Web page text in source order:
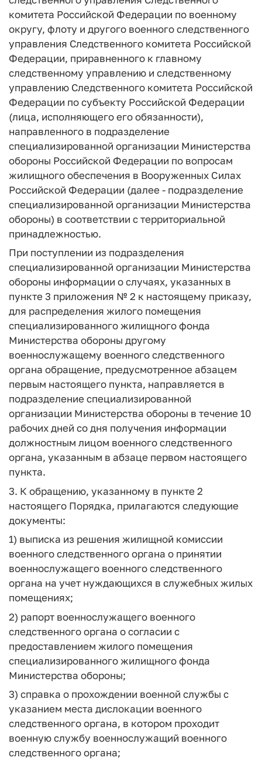
комитета Российской Федерации по военному
округу, флоту и другого военного следственного
управления Следственного комитета Российской
Федерации, приравненного к главному
следственному управлению и следственному
управлению Следственного комитета Российской
Федерации по субъекту Российской Федерации
(лица, исполняющего его обязанности),
направленного в подразделение
специализированной организации Министерства
обороны Российской Федерации по вопросам
жилищного обеспечения в Вооруженных Силах
Российской Федерации (далее - подразделение
специализированной организации Министерства
обороны) в соответствии с территориальной
принадлежностью.
При поступлении из подразделения
специализированной организации Министерства
обороны информации о случаях, указанных в
пункте 3 приложения № 2 к настоящему приказу,
для распределения жилого помещения
специализированного жилищного фонда
Министерства обороны другому
военнослужащему военного следственного
органа обращение, предусмотренное абзацем
первым настоящего пункта, направляется в
подразделение специализированной
организации Министерства обороны в течение 10
рабочих дней со дня получения информации
должностным лицом военного следственного
органа, указанным в абзаце первом настоящего
пункта.
3. К обращению, указанному в пункте 2
настоящего Порядка, прилагаются следующие
документы:
1) выписка из решения жилищной комиссии
военного следственного органа о принятии
военнослужащего военного следственного
органа на учет нуждающихся в служебных жилых
помещениях;
2) рапорт военнослужащего военного
следственного органа о согласии с
предоставлением жилого помещения
специализированного жилищного фонда
Министерства обороны;
3) справка о прохождении военной службы с
указанием места дислокации военного
следственного органа, в котором проходит
военную службу военнослужащий военного
следственного органа;